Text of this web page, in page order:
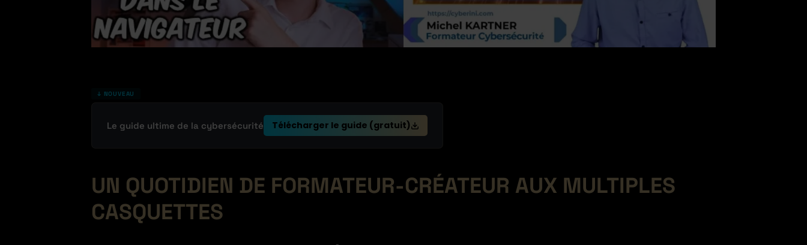
↓ NOUVEAU
Le guide ultime de la cybersécurité Télécharger le guide (gratuit)
UN QUOTIDIEN DE FORMATEUR-CRÉATEUR AUX MULTIPLES
CASQUETTES